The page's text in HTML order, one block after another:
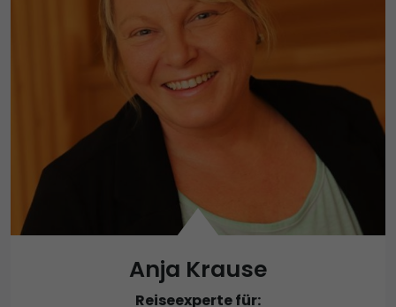
Anja Krause
Reiseexperte für: